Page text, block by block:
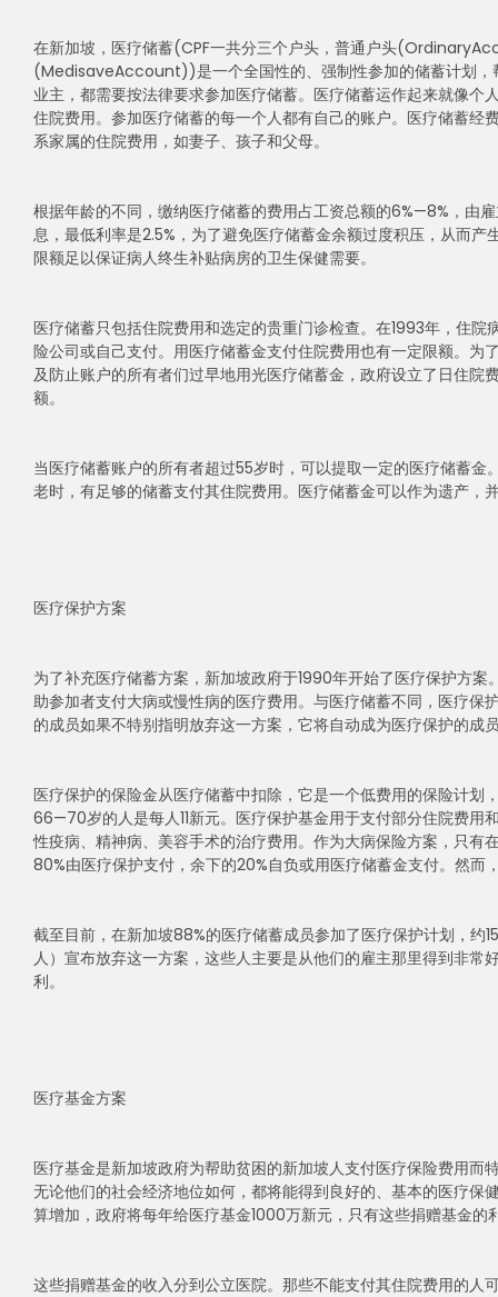
在新加坡，医疗储蓄(CPF一共分三个户头，普通户头
(MedisaveAccount))是一个全国性的、强制性参加的储蓄计划，
业主，都需要按法律要求参加医疗储蓄。医疗储蓄运作起来就像
住院费用。参加医疗储蓄的每一个人都有自己的账户。医疗储蓄
系家属的住院费用，如妻子、孩子和父母。
根据年龄的不同，缴纳医疗储蓄的费用占工资总额的6%—8%，由
息，最低利率是2.5%，为了避免医疗储蓄金余额过度积压，从而
限额足以保证病人终生补贴病房的卫生保健需要。
医疗储蓄只包括住院费用和选定的贵重门诊检查。在1993年，住
险公司或自己支付。用医疗储蓄金支付住院费用也有一定限额。
及防止账户的所有者们过早地用光医疗储蓄金，政府设立了日住
额。
当医疗储蓄账户的所有者超过55岁时，可以提取一定的医疗储蓄
老时，有足够的储蓄支付其住院费用。医疗储蓄金可以作为遗产，
医疗保护方案
为了补充医疗储蓄方案，新加坡政府于1990年开始了医疗保护方
助参加者支付大病或慢性病的医疗费用。与医疗储蓄不同，医疗
的成员如果不特别指明放弃这一方案，它将自动成为医疗保护的成
医疗保护的保险金从医疗储蓄中扣除，它是一个低费用的保险计划
66—70岁的人是每人11新元。医疗保护基金用于支付部分住院费
性疫病、精神病、美容手术的治疗费用。作为大病保险方案，只
80%由医疗保护支付，余下的20%自负或用医疗储蓄金支付。然而
截至目前，在新加坡88%的医疗储蓄成员参加了医疗保护计划，约
人）宣布放弃这一方案，这些人主要是从他们的雇主那里得到非
利。
医疗基金方案
医疗基金是新加坡政府为帮助贫困的新加坡人支付医疗保险费用
无论他们的社会经济地位如何，都将能得到良好的、基本的医疗
算增加，政府将每年给医疗基金1000万新元，只有这些捐赠基金
这些捐赠基金的收入分到公立医院。那些不能支付其住院费用的